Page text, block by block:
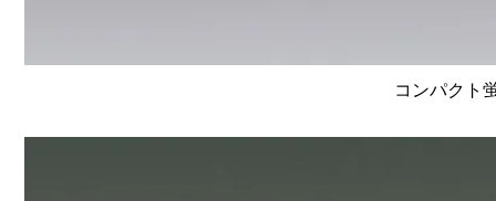
コンパクト